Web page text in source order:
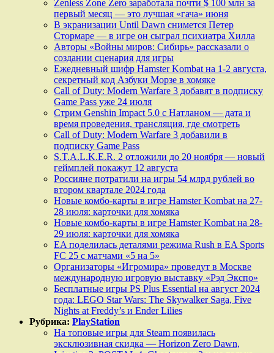
Zenless Zone Zero заработала почти $ 100 млн за
первый месяц — это лучшая «гача» июня
В экранизации Until Dawn снимется Петер
Стормаре — в игре он сыграл психиатра Хилла
Авторы «Войны миров: Сибирь» рассказали о
создании сценария для игры
Ежедневный шифр Hamster Kombat на 1-2 августа,
секретный код Азбуки Морзе в хомяке
Call of Duty: Modern Warfare 3 добавят в подписку
Game Pass уже 24 июля
Стрим Genshin Impact 5.0 с Натланом — дата и
время проведения, трансляция, где смотреть
Call of Duty: Modern Warfare 3 добавили в
подписку Game Pass
S.T.A.L.K.E.R. 2 отложили до 20 ноября — новый
геймплей покажут 12 августа
Россияне потратили на игры 54 млрд рублей во
втором квартале 2024 года
Новые комбо-карты в игре Hamster Kombat на 27-
28 июля: карточки для хомяка
Новые комбо-карты в игре Hamster Kombat на 28-
29 июля: карточки для хомяка
EA поделилась деталями режима Rush в EA Sports
FC 25 с матчами «5 на 5»
Организаторы «Игромира» проведут в Москве
международную игровую выставку «Рэд Экспо»
Бесплатные игры PS Plus Essential на август 2024
года: LEGO Star Wars: The Skywalker Saga, Five
Nights at Freddy’s и Ender Lilies
Рубрика: PlayStation
На топовые игры для Steam появилась
эксклюзивная скидка — Horizon Zero Dawn,